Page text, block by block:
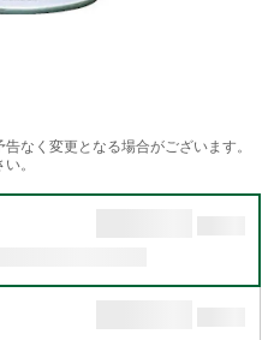
なく変更となる場合がございます。
。